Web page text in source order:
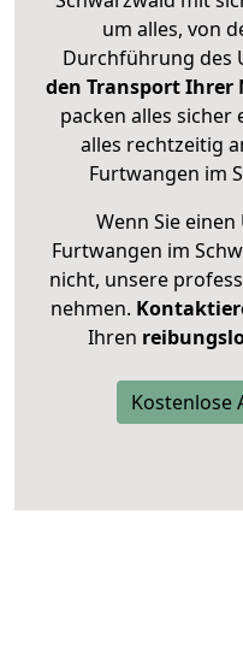
um alles, von
Durchführung des
den Transport Ihrer
packen alles sicher
alles rechtzeitig
Furtwangen im
Wenn Sie
Furtwangen im
nicht, unsere
nehmen.
Ihren
Kostenlose